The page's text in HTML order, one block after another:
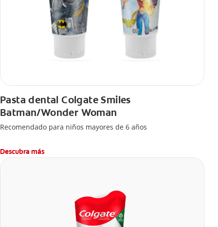
Pasta dental Colgate Smiles
Batman/Wonder Woman
Recomendado para niños mayores de 6 años
Descubra más